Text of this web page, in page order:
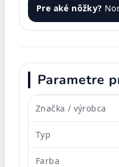
Pre aké nôžky?
Parametre
Značka / výrobca
Typ
Farba